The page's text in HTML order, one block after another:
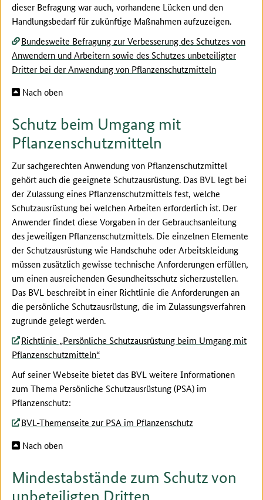
dieser Befragung war auch, vorhandene Lücken und den
Handlungsbedarf für zukünftige Maßnahmen aufzuzeigen.
Bundesweite Befragung zur Verbesserung des Schutzes von
Anwendern und Arbeitern sowie des Schutzes unbeteiligter
Dritter bei der Anwendung von Pflanzenschutzmitteln
Nach oben
Schutz beim Umgang mit
Pflanzenschutzmitteln
Zur sachgerechten Anwendung von Pflanzenschutzmittel
gehört auch die geeignete Schutzausrüstung. Das BVL legt bei
der Zulassung eines Pflanzenschutzmittels fest, welche
Schutzausrüstung bei welchen Arbeiten erforderlich ist. Der
Anwender findet diese Vorgaben in der Gebrauchsanleitung
des jeweiligen Pflanzenschutzmittels. Die einzelnen Elemente
der Schutzausrüstung wie Handschuhe oder Arbeitskleidung
müssen zusätzlich gewisse technische Anforderungen erfüllen,
um einen ausreichenden Gesundheitsschutz sicherzustellen.
Das BVL beschreibt in einer Richtlinie die Anforderungen an
die persönliche Schutzausrüstung, die im Zulassungsverfahren
zugrunde gelegt werden.
Richtlinie „Persönliche Schutzausrüstung beim Umgang mit
Pflanzenschutzmitteln“
Auf seiner Webseite bietet das BVL weitere Informationen
zum Thema Persönliche Schutzausrüstung (PSA) im
Pflanzenschutz:
BVL-Themenseite zur PSA im Pflanzenschutz
Nach oben
Mindestabstände zum Schutz von